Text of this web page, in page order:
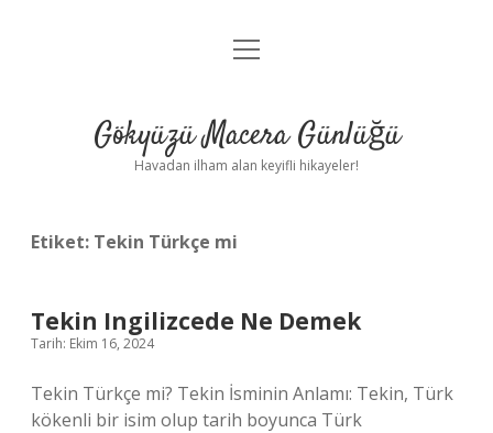
Anasayfa
Yasal Uyarı
menüyü
Gökyüzü Macera Günlüğü
Havadan ilham alan keyifli hikayeler!
Etiket: Tekin Türkçe mi
Tekin Ingilizcede Ne Demek
Tarih: Ekim 16, 2024
Tekin Türkçe mi? Tekin İsminin Anlamı: Tekin, Türk
kökenli bir isim olup tarih boyunca Türk